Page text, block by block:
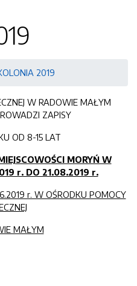
2019
W RADOWIE MAŁYM
ZAPISY
OD 8-15 LAT
MORYŃ W
r. DO 21.08.2019 r.
r. W OŚRODKU POMOCY
MAŁYM